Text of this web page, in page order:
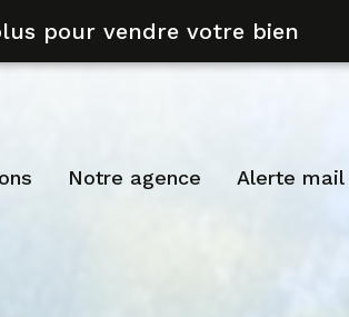
pour vendre votre bien
notre agence alerte mail